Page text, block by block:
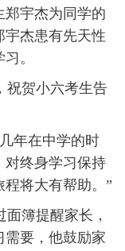
郑宇杰为同学的
宇杰患有先天性
。
贺小六考生告
年在中学的时
对终身学习保持
将大有帮助。”
簿提醒家长，
需要，他鼓励家